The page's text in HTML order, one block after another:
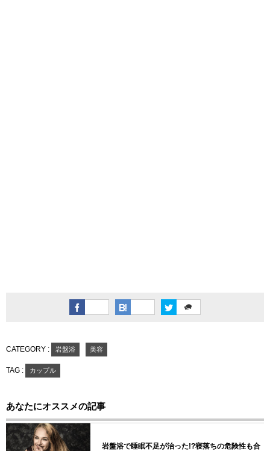
CATEGORY : 岩盤浴 美容
TAG : カップル
あなたにオススメの記事
岩盤浴で睡眠不足が治った!?寝落ちの危険性も合